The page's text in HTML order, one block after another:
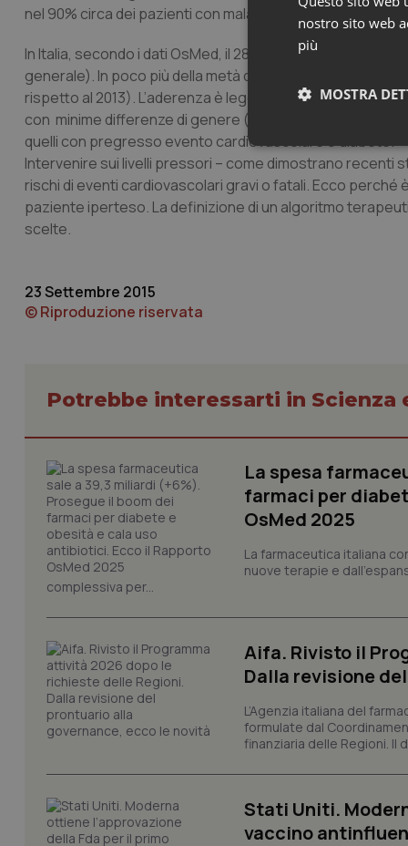
nel 90% circa dei pazienti con malattie cardiovascolari.
In Italia, secondo i dati OsMed, il 28,3% della
generale). In poco più della metà dei pazienti (55,5%) il
rispetto al 2013). L’aderenza è leggermente superiore
con minime differenze di genere (uomini 57,4%; donne
quelli con pregresso evento cardiovascolare o diabete.
Intervenire sui livelli pressori – come dimostrano recenti
rischi di eventi cardiovascolari gravi o fatali. Ecco
paziente iperteso. La definizione di un algoritmo
scelte.
23 Settembre 2015
© Riproduzione riservata
Potrebbe interessarti in Scienza
La spesa
farmaci per
OsMed 2025
La farmaceutica italiana
nuove terapie e
complessiva per...
Aifa. Rivisto il
Dalla revisione
L’Agenzia italiana del
formulate dal
finanziaria delle Regioni. Il
Stati Uniti.
vaccino
nostro sito web
più
MOSTRA
tracking-enable
_ga
PHPSESSID